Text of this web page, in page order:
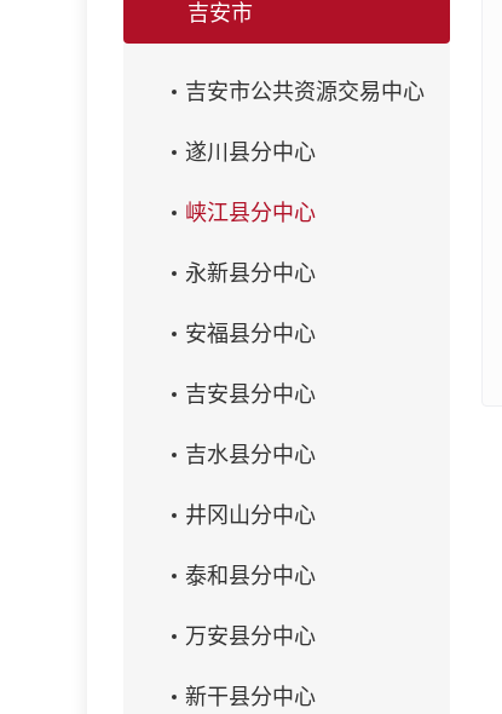
吉安市
吉安市公共资源交易中心
遂川县分中心
峡江县分中心
永新县分中心
安福县分中心
吉安县分中心
吉水县分中心
井冈山分中心
泰和县分中心
万安县分中心
新干县分中心